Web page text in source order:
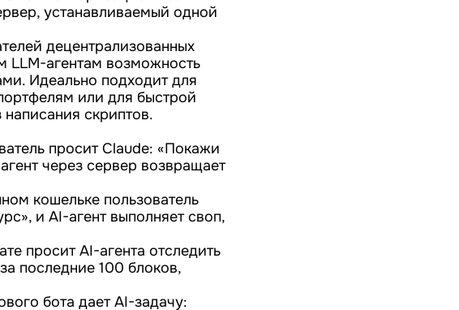
устанавливаемый одной
децентрализованных
агентам возможность
Идеально подходит для
или для быстрой
скриптов.
просит Claude: «Покажи
через сервер возвращает
кошельке пользователь
и AI-агент выполняет своп,
просит AI-агента отследить
последние 100 блоков,
бота дает AI-задачу: